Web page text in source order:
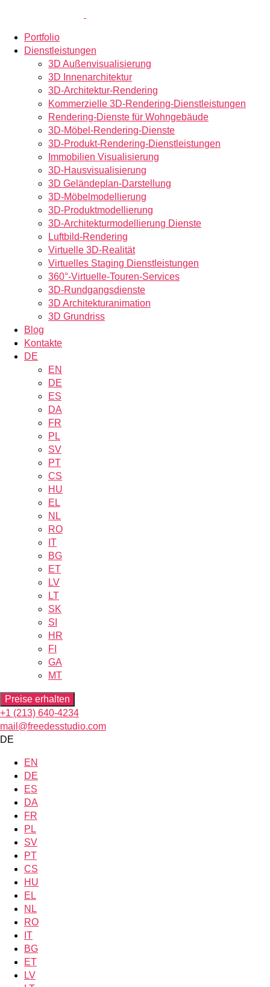
Portfolio
Dienstleistungen
3D Außenvisualisierung
3D Innenarchitektur
3D-Architektur-Rendering
Kommerzielle 3D-Rendering-Dienstleistungen
Rendering-Dienste für Wohngebäude
3D-Möbel-Rendering-Dienste
3D-Produkt-Rendering-Dienstleistungen
Immobilien Visualisierung
3D-Hausvisualisierung
3D Geländeplan-Darstellung
3D-Möbelmodellierung
3D-Produktmodellierung
3D-Architekturmodellierung Dienste
Luftbild-Rendering
Virtuelle 3D-Realität
Virtuelles Staging Dienstleistungen
360°-Virtuelle-Touren-Services
3D-Rundgangsdienste
3D Architekturanimation
3D Grundriss
Blog
Kontakte
DE
EN
DE
ES
DA
FR
PL
SV
PT
CS
HU
EL
NL
RO
IT
BG
ET
LV
LT
SK
SI
HR
FI
GA
MT
Preise erhalten
+1 (213) 640-4234
mail@freedesstudio.com
DE
EN
DE
ES
DA
FR
PL
SV
PT
CS
HU
EL
NL
RO
IT
BG
ET
LV